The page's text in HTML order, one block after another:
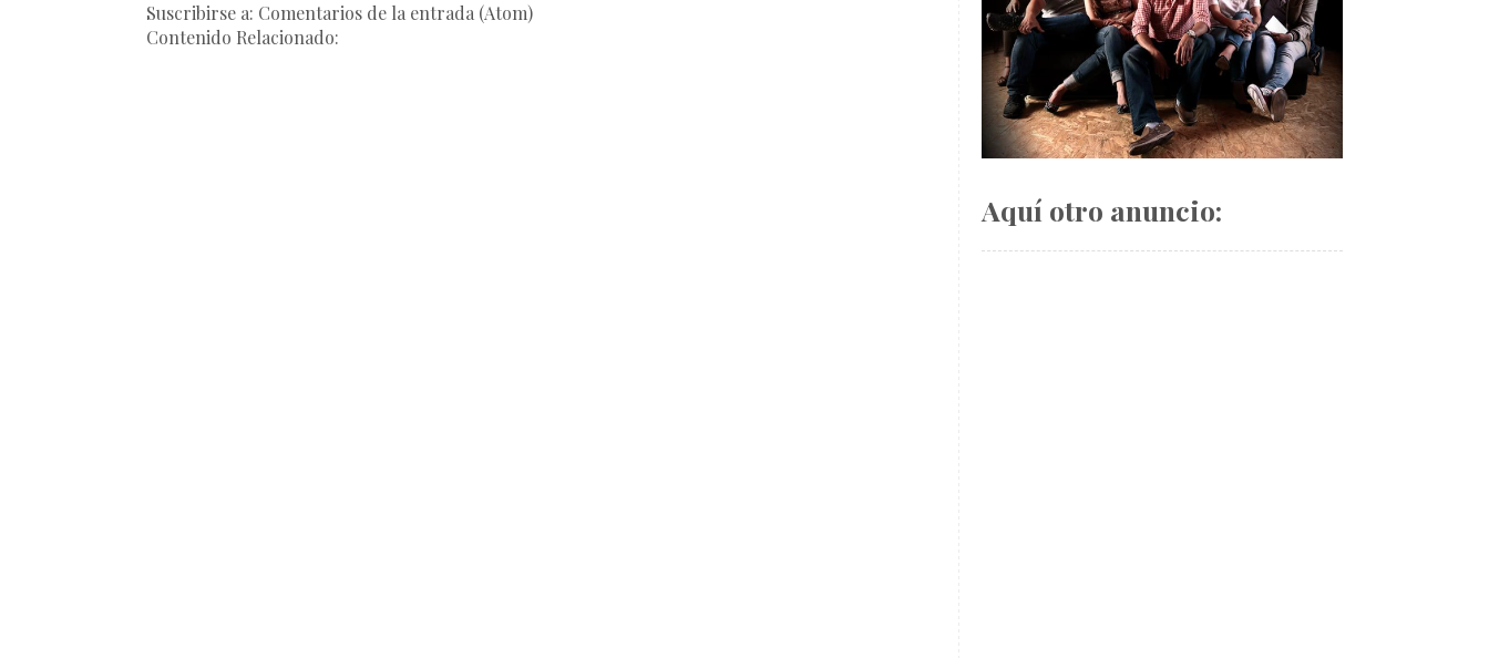
Suscribirse a: Comentarios de la entrada (Atom)
Contenido Relacionado:
Aquí otro anuncio: